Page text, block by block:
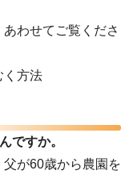
わせてご覧くださ
く方法
ですか。
が60歳から農園を